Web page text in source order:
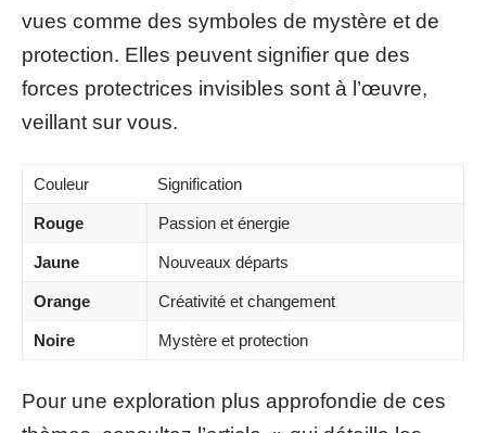
vues comme des symboles de mystère et de
protection. Elles peuvent signifier que des
forces protectrices invisibles sont à l’œuvre,
veillant sur vous.
Couleur Signification
Rouge Passion et énergie
Jaune Nouveaux départs
Orange Créativité et changement
Noire Mystère et protection
Pour une exploration plus approfondie de ces